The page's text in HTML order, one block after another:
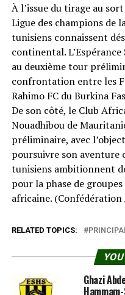
À l’issue du tirage au
Ligue des champions de
tunisiens connaissent
continental.
au deuxième tour
confrontation entre les
Rahimo FC du Burkina
De son côté, le Club
Nouadhibou de
préliminaire, avec
poursuivre son aventure
tunisiens ambitionnent
pour la phase de
africaine.
RELATED TOPICS:
Ghazi